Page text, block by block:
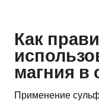
Как
магния в
Применение